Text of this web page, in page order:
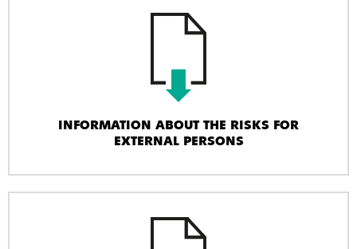
INFORMATION ABOUT THE RISKS FOR
EXTERNAL PERSONS